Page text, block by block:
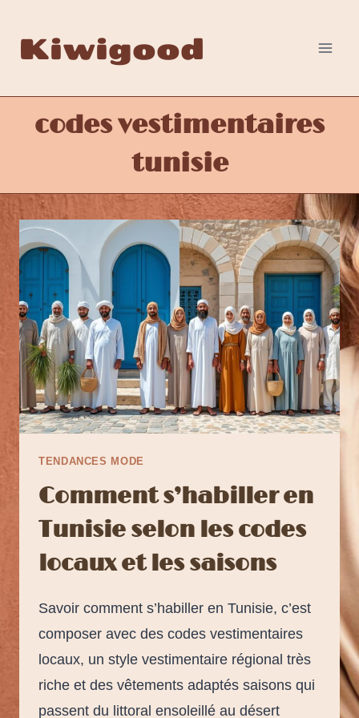
contenu
Kiwigood
codes vestimentaires
tunisie
TENDANCES MODE
Comment s’habiller en
Tunisie selon les codes
locaux et les saisons
Savoir comment s’habiller en Tunisie, c’est
composer avec des codes vestimentaires
locaux, un style vestimentaire régional très
riche et des vêtements adaptés saisons qui
passent du littoral ensoleillé au désert